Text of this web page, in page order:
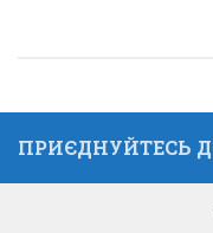
ПРИЄДНУЙТЕСЬ